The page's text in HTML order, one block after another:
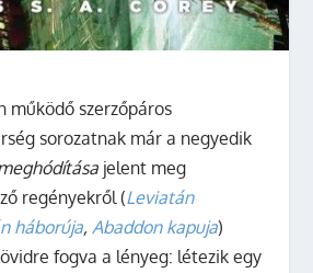
működő szerzőpáros
sorozatnak már a negyedik
jelent meg
regényekről (Leviatán
háborúja, Abaddon kapuja)
fogva a lényeg: létezik egy